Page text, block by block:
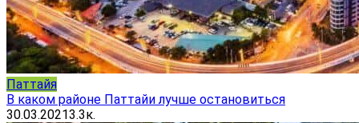
Паттайя
В каком районе Паттайи лучше остановиться
30.03.20213.3к.